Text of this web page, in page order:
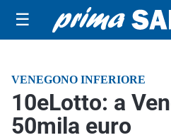
☰
VENEGONO INFERIORE
10eLotto: a
50mila euro